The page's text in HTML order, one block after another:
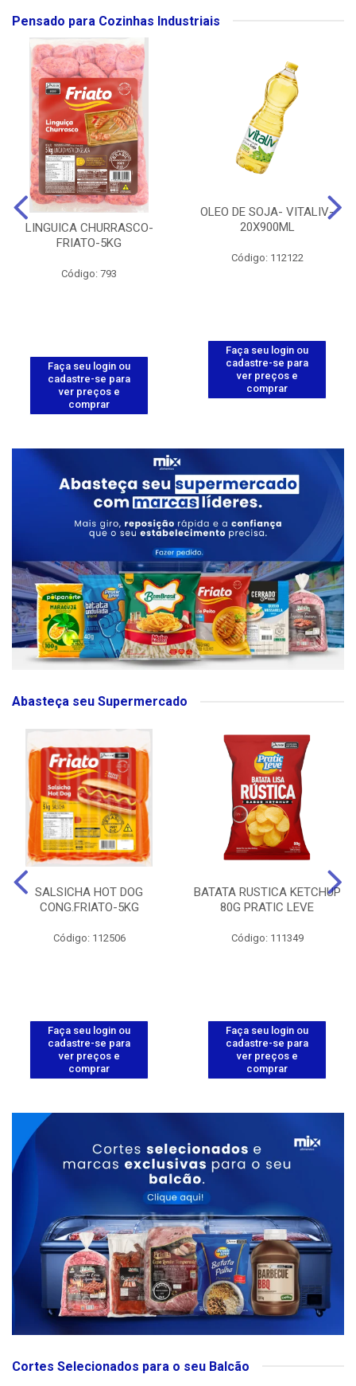
Pensado para Cozinhas Industriais
LINGUICA CHURRASCO-
FRIATO-5KG
Código: 793
Faça seu login ou
cadastre-se para
ver preços e
comprar
OLEO DE SOJA- VITALIV-
20X900ML
Código: 112122
Faça seu login ou
cadastre-se para
ver preços e
comprar
Abasteça seu Supermercado
SALSICHA HOT DOG
CONG.FRIATO-5KG
Código: 112506
Faça seu login ou
cadastre-se para
ver preços e
comprar
BATATA RUSTICA KETCHUP
80G PRATIC LEVE
Código: 111349
Faça seu login ou
cadastre-se para
ver preços e
comprar
Cortes Selecionados para o seu Balcão